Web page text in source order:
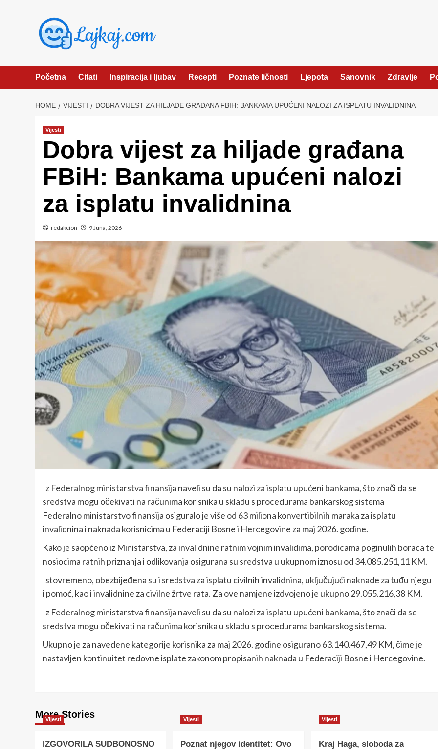
Početna Citati Inspiracija i ljubav Recepti Poznate ličnosti Ljepota Sanovnik Zdravlje
HOME VIJESTI DOBRA VIJEST ZA HILJADE GRAĐANA FBIH: BANKAMA UPUĆENI NALOZI ZA ISPLATU INVALIDNINA
Vijesti
Dobra vijest za hiljade građana
FBiH: Bankama upućeni nalozi
za isplatu invalidnina
redakcion 9 Juna, 2026
Iz Federalnog ministarstva finansija naveli su da su nalozi za isplatu upućeni bankama, što znači da se
sredstva mogu očekivati na računima korisnika u skladu s procedurama bankarskog sistema
Federalno ministarstvo finansija osiguralo je više od 63 miliona konvertibilnih maraka za isplatu
invalidnina i naknada korisnicima u Federaciji Bosne i Hercegovine za maj 2026. godine.
Kako je saopćeno iz Ministarstva, za invalidnine ratnim vojnim invalidima, porodicama poginulih boraca te
nosiocima ratnih priznanja i odlikovanja osigurana su sredstva u ukupnom iznosu od 34.085.251,11 KM.
Istovremeno, obezbijeđena su i sredstva za isplatu civilnih invalidnina, uključujući naknade za tuđu njegu
i pomoć, kao i invalidnine za civilne žrtve rata. Za ove namjene izdvojeno je ukupno 29.055.216,38 KM.
Iz Federalnog ministarstva finansija naveli su da su nalozi za isplatu upućeni bankama, što znači da se
sredstva mogu očekivati na računima korisnika u skladu s procedurama bankarskog sistema.
Ukupno je za navedene kategorije korisnika za maj 2026. godine osigurano 63.140.467,49 KM, čime je
nastavljen kontinuitet redovne isplate zakonom propisanih naknada u Federaciji Bosne i Hercegovine.
More Stories
Vijesti
IZGOVORILA SUDBONOSNO
Vijesti
Poznat njegov identitet: Ovo
Vijesti
Kraj Haga, sloboda za